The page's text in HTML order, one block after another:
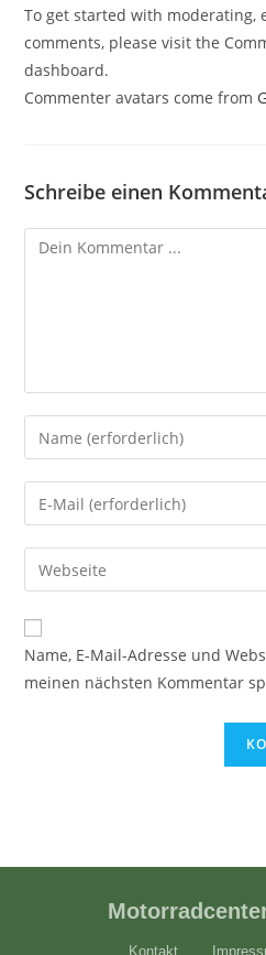
To get started with moderating,
comments, please visit the
dashboard.
Commenter avatars come from
Schreibe einen
Name, E-Mail-Adresse und
meinen nächsten Kommentar
Kontakt